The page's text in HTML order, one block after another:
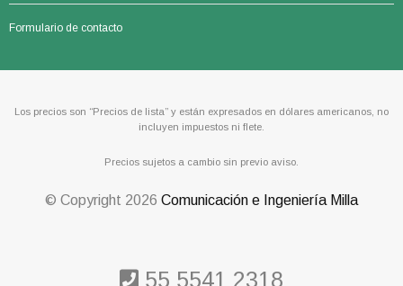
Formulario de contacto
Los precios son “Precios de lista” y están expresados en dólares americanos, no
incluyen impuestos ni flete.
Precios sujetos a cambio sin previo aviso.
© Copyright 2026 Comunicación e Ingeniería Milla
55 5541 2318